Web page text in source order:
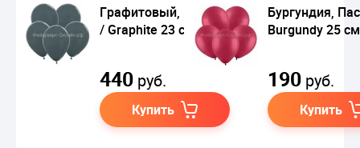
Графитовый, Метал
/ Graphite 23 см
440 руб.
Купить
Бургундия,
Burgundy 25 см
190 руб.
Купить